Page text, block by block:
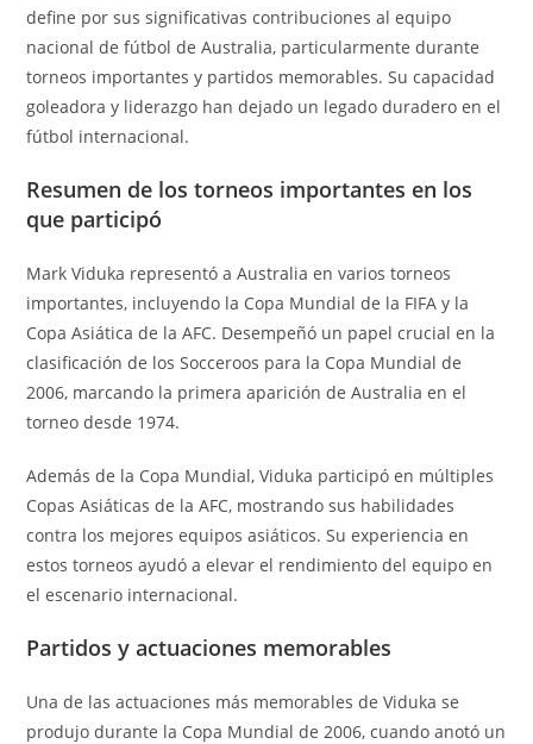
define por sus significativas contribuciones al equipo
nacional de fútbol de Australia, particularmente durante
torneos importantes y partidos memorables. Su capacidad
goleadora y liderazgo han dejado un legado duradero en el
fútbol internacional.
Resumen de los torneos importantes en los
que participó
Mark Viduka representó a Australia en varios torneos
importantes, incluyendo la Copa Mundial de la FIFA y la
Copa Asiática de la AFC. Desempeñó un papel crucial en la
clasificación de los Socceroos para la Copa Mundial de
2006, marcando la primera aparición de Australia en el
torneo desde 1974.
Además de la Copa Mundial, Viduka participó en múltiples
Copas Asiáticas de la AFC, mostrando sus habilidades
contra los mejores equipos asiáticos. Su experiencia en
estos torneos ayudó a elevar el rendimiento del equipo en
el escenario internacional.
Partidos y actuaciones memorables
Una de las actuaciones más memorables de Viduka se
produjo durante la Copa Mundial de 2006, cuando anotó un